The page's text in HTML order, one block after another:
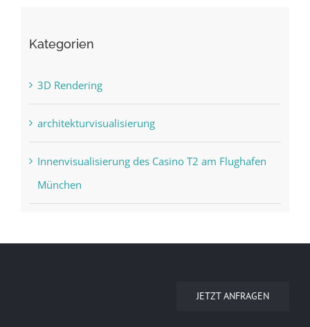
Kategorien
3D Rendering
architekturvisualisierung
Innenvisualisierung des Casino T2 am Flughafen
München
JETZT ANFRAGEN